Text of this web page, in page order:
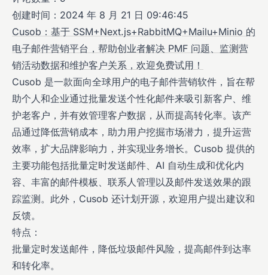
创建时间：2024 年 8 月 21 日 09:46:45
Cusob：基于 SSM+Next.js+RabbitMQ+Mailu+Minio 的
电子邮件营销平台，帮助创业者解决 PMF 问题、监测营
销活动数据和维护客户关系，欢迎免费试用！
Cusob 是一款面向全球用户的电子邮件营销软件，旨在帮
助个人和企业通过批量发送个性化邮件来吸引新客户、维
护老客户，并有效管理客户数据，从而提高转化率。该产
品通过降低营销成本，助力用户挖掘市场潜力，提升运营
效率，扩大品牌影响力，并实现业务增长。Cusob 提供的
主要功能包括批量定时发送邮件、AI 自动生成和优化内
容、丰富的邮件模板、联系人管理以及邮件发送效果的跟
踪监测。此外，Cusob 还计划开源，欢迎用户提出建议和
反馈。
特点：
批量定时发送邮件，降低垃圾邮件风险，提高邮件到达率
和转化率。